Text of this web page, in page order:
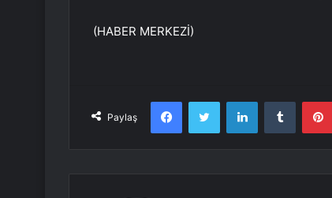
(HABER MERKEZİ)
Paylaş
FacebookTwitter LinkedInTumblr